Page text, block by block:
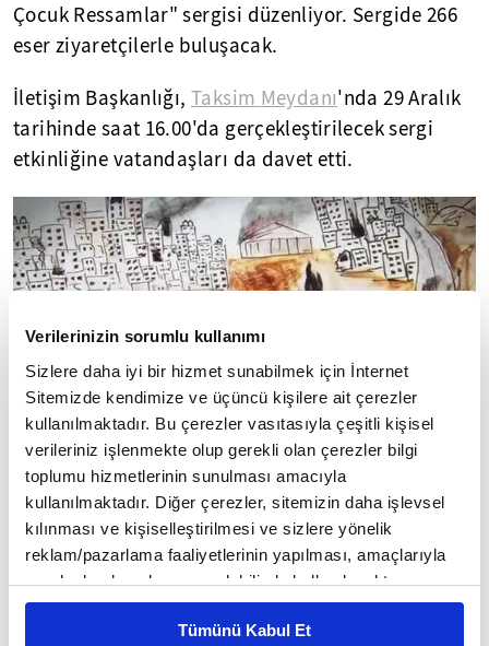
Verilerinizin sorumlu kullanımı
Sizlere daha iyi bir hizmet sunabilmek için İnternet
Sitemizde kendimize ve üçüncü kişilere ait çerezler
kullanılmaktadır. Bu çerezler vasıtasıyla çeşitli kişisel
verileriniz işlenmekte olup gerekli olan çerezler bilgi
toplumu hizmetlerinin sunulması amacıyla
kullanılmaktadır. Diğer çerezler, sitemizin daha işlevsel
kılınması ve kişiselleştirilmesi ve sizlere yönelik
reklam/pazarlama faaliyetlerinin yapılması, amaçlarıyla
sınırlı olarak açık rızanız dahilinde kullanılacaktır.
Çerezlere ilişkin tercihlerinizi çerez paneli vasıtasıyla
belirleyebilirsiniz. Çerezlere ilişkin detaylı bilgi için
Tümünü Kabul Et
Çocuk Ressamlar" sergisi düzenliyor. Sergide 266
eser ziyaretçilerle buluşacak.
İletişim Başkanlığı, Taksim Meydanı'nda 29 Aralık
tarihinde saat 16.00'da gerçekleştirilecek sergi
etkinliğine vatandaşları da davet etti.
Gazeteci ve aktivist Abdullah Aytekin, 2008 yılında
Siyonist İsrail tarafından düzenlenen 'Dökme
Kurşun Operasyonu'nda ailesinden 26 kişiyi
kaybeden Mona isimli Filistinli kızın resimlerinden
ilhamla bölgedeki okullara kağıt, kalem ve boya
malzemelerinin dağıtılmasını üstlendi.